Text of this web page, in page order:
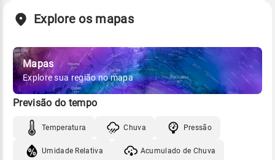
Explore os mapas
Mapas
Explore sua região no mapa
Previsão do tempo
Temperatura Chuva Pressão
Umidade Relativa Acumulado de Chuva